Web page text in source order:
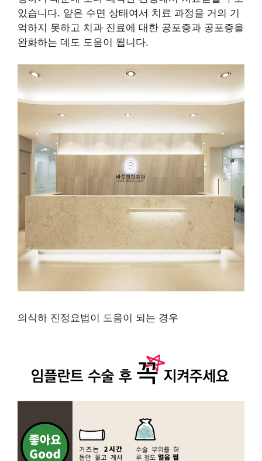
있습니다. 얕은 수면 상태여서 치료 과정을 거의 기
억하지 못하고 치과 진료에 대한 공포증과 공포증을
완화하는 데도 도움이 됩니다.
의식하 진정요법이 도움이 되는 경우